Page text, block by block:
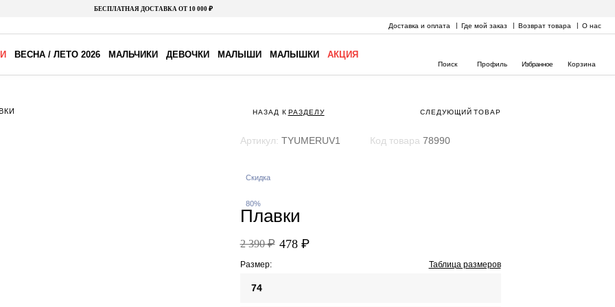
БЕСПЛАТНАЯ ДОСТАВКА ОТ 10 000 ₽
Доставка и оплата Где мой заказ Возврат товара О нас
ВЕСНА / ЛЕТО 2026 МАЛЬЧИКИ ДЕВОЧКИ МАЛЫШИ МАЛЫШКИ АКЦИЯ
Поиск Профиль Избранное Корзина
НАЗАД К РАЗДЕЛУ СЛЕДУЮЩИЙ ТОВАР
Артикул: TYUMERUV1 Код товара 78990
Скидка
80%
Плавки
2 390 ₽ 478 ₽
Размер: Таблица размеров
74